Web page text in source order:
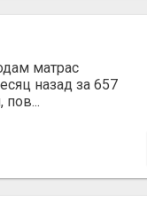
матрас
назад за 657
пов...